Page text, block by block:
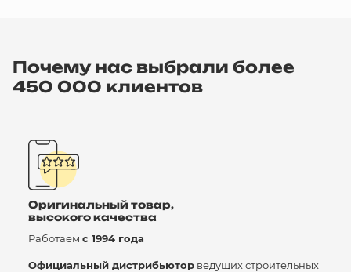
Почему нас выбрали более
450 000 клиентов
Оригинальный товар,
высокого качества
Работаем с 1994 года
Официальный дистрибьютор ведущих строительных